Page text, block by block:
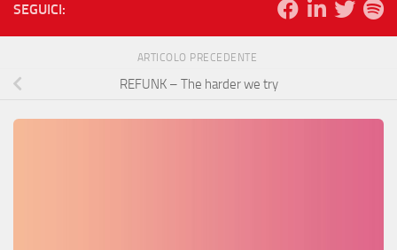
SEGUICI:
ARTICOLO PRECEDENTE
REFUNK – The harder we try